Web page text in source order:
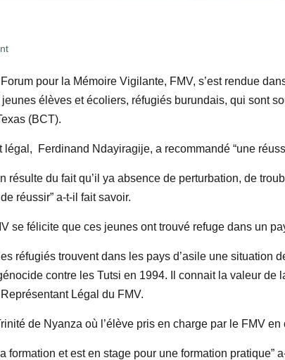
pour la Mémoire Vigilante, FMV, s’est rendue
jeunes élèves et écoliers, réfugiés burundais, qui sont
(BCT).
légal, Ferdinand Ndayiragije, a recommandé “une
résulte du fait qu’il ya absence de perturbation, de
réussir” a-t-il fait savoir.
se félicite que ces jeunes ont trouvé refuge dans un
réfugiés trouvent dans les pays d’asile une situation
contre les Tutsi en 1994. Il connait la valeur de
Légal du FMV.
de Nyanza où l’élève pris en charge par le FMV
et est en stage pour une formation pratique”